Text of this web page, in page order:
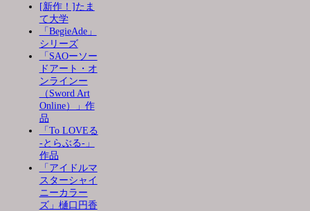
[新作！]たま
て大学
「BegieAde」
シリーズ
「SAOーソー
ドアート・オ
ンラインー
（Sword Art
Online）」作
品
「To LOVEる
-とらぶる-」
作品
「アイドルマ
スターシャイ
ニーカラー
ズ」樋口円香